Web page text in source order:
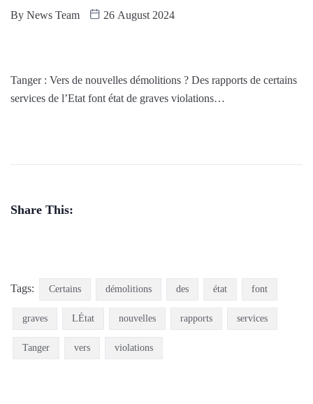
By News Team 26 August 2024
Tanger : Vers de nouvelles démolitions ? Des rapports de certains
services de l’Etat font état de graves violations…
Share This:
Tags: Certains démolitions des état font
graves LÉtat nouvelles rapports services
Tanger vers violations